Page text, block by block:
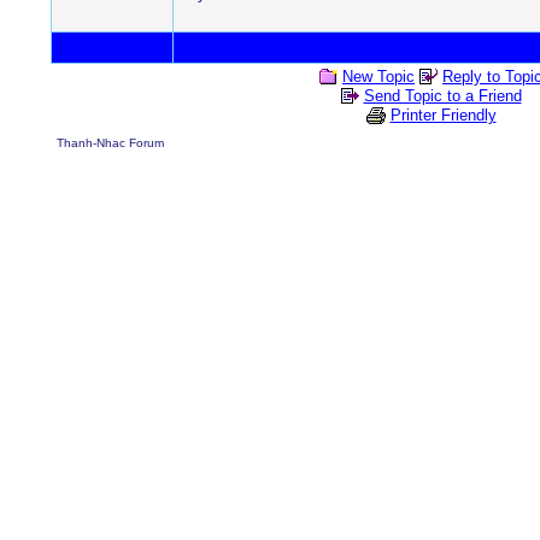
New Topic
Reply to Topic
Send Topic to a Friend
Printer Friendly
Thanh-Nhac Forum